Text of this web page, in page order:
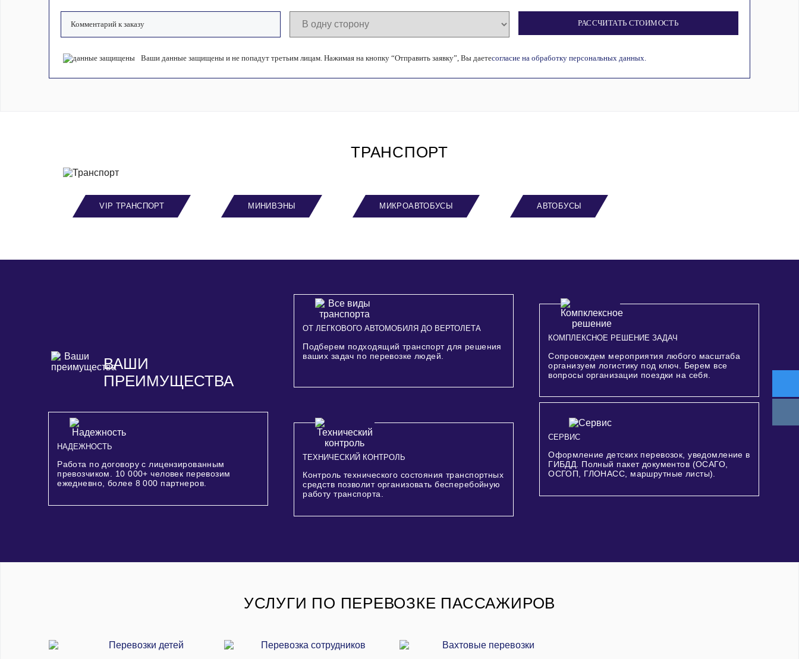
РАССЧИТАТЬ СТОИМОСТЬ
Ваши данные защищены и не попадут третьим лицам. Нажимая на кнопку “Отправить заявку”, Вы даетесогласие на обработку персональных данных.
ТРАНСПОРТ
VIP ТРАНСПОРТ МИНИВЭНЫ МИКРОАВТОБУСЫ АВТОБУСЫ
ВАШИ
ПРЕИМУЩЕСТВА
ОТ ЛЕГКОВОГО АВТОМОБИЛЯ ДО ВЕРТОЛЕТА
Подберем подходящий транспорт для решения
ваших задач по перевозке людей.
КОМПЛЕКСНОЕ РЕШЕНИЕ ЗАДАЧ
Сопровождем мероприятия любого масштаба
организуем логистику под ключ. Берем все
вопросы организации поездки на себя.
НАДЕЖНОСТЬ
Работа по договору с лицензированным
превозчиком. 10 000+ человек перевозим
ежедневно, более 8 000 партнеров.
ТЕХНИЧЕСКИЙ КОНТРОЛЬ
Контроль технического состояния транспортных
средств позволит организовать бесперебойную
работу транспорта.
СЕРВИС
Оформление детских перевозок, уведомление в
ГИБДД. Полный пакет документов (ОСАГО,
ОСГОП, ГЛОНАСС, маршрутные листы).
УСЛУГИ ПО ПЕРЕВОЗКЕ ПАССАЖИРОВ